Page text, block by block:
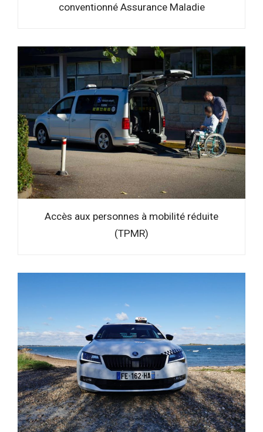
conventionné Assurance Maladie
Accès aux personnes à mobilité réduite
(TPMR)